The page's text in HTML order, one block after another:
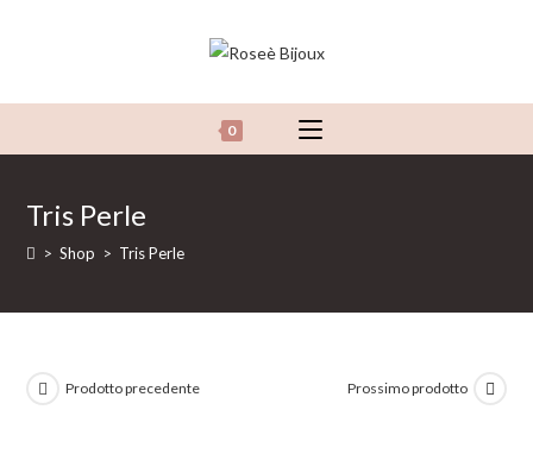
0
Tris Perle
> Shop > Tris Perle
Prodotto precedente Prossimo prodotto